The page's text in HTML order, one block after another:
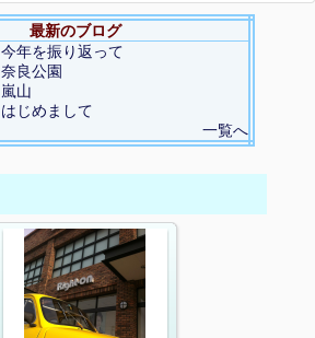
最新のブログ
今年を振り返って
奈良公園
嵐山
はじめまして
一覧へ